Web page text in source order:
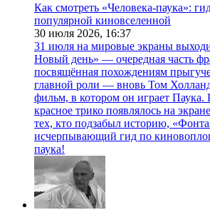
Как смотреть «Человека-паука»:
популярной киновселенной
30 июля 2026, 16:37
31 июля на мировые экраны
Новый день» — очередная часть
посвящённая похождениям
главной роли — вновь Том
фильм, в котором он играет Паука.
красное трико появлялось на
тех, кто подзабыл историю,
исчерпывающий гид по
паука!